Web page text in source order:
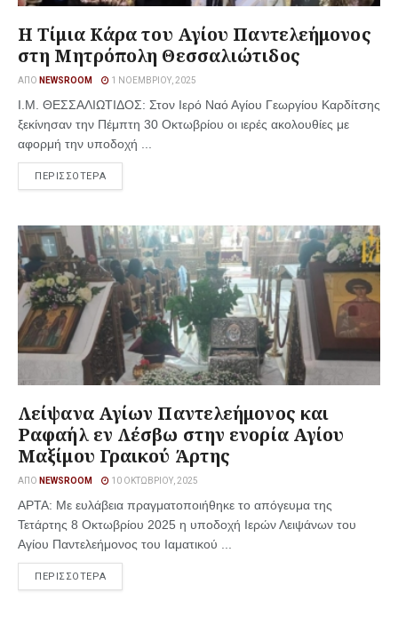
Η Τίμια Κάρα του Αγίου Παντελεήμονος
στη Μητρόπολη Θεσσαλιώτιδος
ΑΠΌ NEWSROOM 1 ΝΟΕΜΒΡΊΟΥ, 2025
Ι.Μ. ΘΕΣΣΑΛΙΩΤΙΔΟΣ: Στον Ιερό Ναό Αγίου Γεωργίου Καρδίτσης
ξεκίνησαν την Πέμπτη 30 Οκτωβρίου οι ιερές ακολουθίες με
αφορμή την υποδοχή ...
ΠΕΡΙΣΣΟΤΕΡΑ
Λείψανα Αγίων Παντελεήμονος και
Ραφαήλ εν Λέσβω στην ενορία Αγίου
Μαξίμου Γραικού Άρτης
ΑΠΌ NEWSROOM 10 ΟΚΤΩΒΡΊΟΥ, 2025
ΑΡΤΑ: Με ευλάβεια πραγματοποιήθηκε το απόγευμα της
Τετάρτης 8 Οκτωβρίου 2025 η υποδοχή Ιερών Λειψάνων του
Αγίου Παντελεήμονος του Ιαματικού ...
ΠΕΡΙΣΣΟΤΕΡΑ